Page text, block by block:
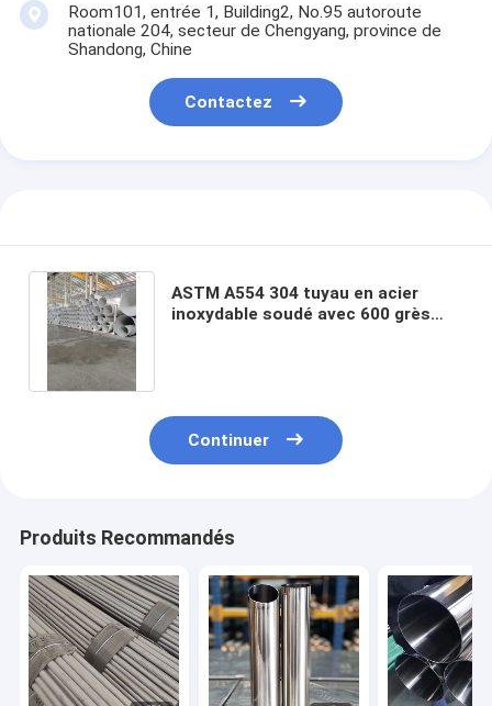
Room101, entrée 1, Building2, No.95 autoroute
nationale 204, secteur de Chengyang, province de
Shandong, Chine
Contactez
ASTM A554 304 tuyau en acier
inoxydable soudé avec 600 grès
Continuer
Produits Recommandés